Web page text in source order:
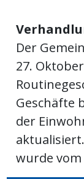
Stellen
E-
Paper
App
Der
27.
Geschäfte
der
wurde vom